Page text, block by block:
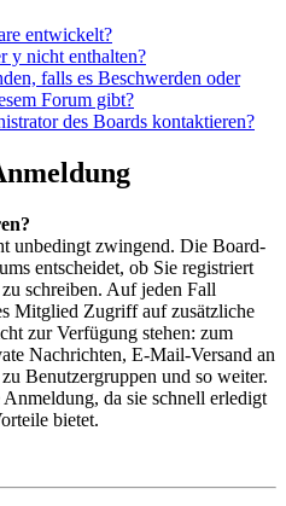
entwickelt?
y nicht enthalten?
falls es Beschwerden oder
Forum gibt?
des Boards kontaktieren?
unbedingt zwingend. Die Board-
entscheidet, ob Sie registriert
schreiben. Auf jeden Fall
Mitglied Zugriff auf zusätzliche
zur Verfügung stehen: zum
Nachrichten, E-Mail-Versand an
Benutzergruppen und so weiter.
da sie schnell erledigt
bietet.